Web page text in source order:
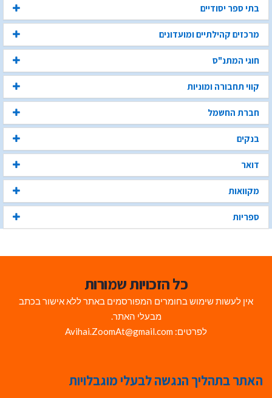
בתי ספר יסודיים
מרכזים קהילתיים ומועדונים
חוגי המתנ"ס
קווי תחבורה ומוניות
חברת החשמל
בנקים
דואר
מקוואות
ספריות
כל הזכויות שמורות
אין לעשות שימוש בחומרים המפורסמים באתר ללא אישור בכתב
מבעלי האתר.
לפרטים: Avihai.ZoomAt@gmail.com
האתר בתהליך הנגשה לבעלי מוגבלויות